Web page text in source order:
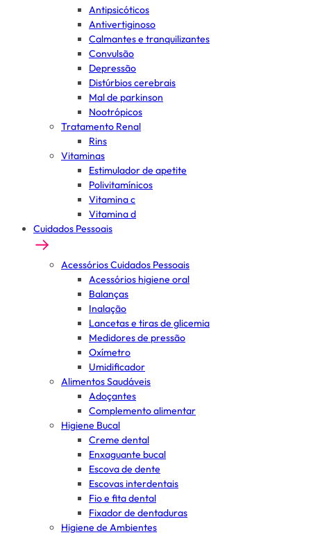
Antipsicóticos
Antivertiginoso
Calmantes e tranquilizantes
Convulsão
Depressão
Distúrbios cerebrais
Mal de parkinson
Nootrópicos
Tratamento Renal
Rins
Vitaminas
Estimulador de apetite
Polivitamínicos
Vitamina c
Vitamina d
Cuidados Pessoais
Acessórios Cuidados Pessoais
Acessórios higiene oral
Balanças
Inalação
Lancetas e tiras de glicemia
Medidores de pressão
Oxímetro
Umidificador
Alimentos Saudáveis
Adoçantes
Complemento alimentar
Higiene Bucal
Creme dental
Enxaguante bucal
Escova de dente
Escovas interdentais
Fio e fita dental
Fixador de dentaduras
Higiene de Ambientes